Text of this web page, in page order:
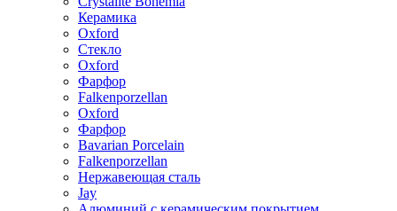
Керамика
Oxford
Стекло
Oxford
Фарфор
Falkenporzellan
Oxford
Фарфор
Bavarian Porcelain
Falkenporzellan
Нержавеющая сталь
Jay